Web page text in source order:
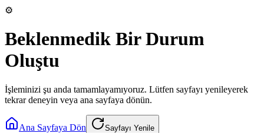
⚙️
Beklenmedik Bir Durum
Oluştu
İşleminizi şu anda tamamlayamıyoruz. Lütfen sayfayı yenileyerek
tekrar deneyin veya ana sayfaya dönün.
Ana Sayfaya Dön Sayfayı Yenile